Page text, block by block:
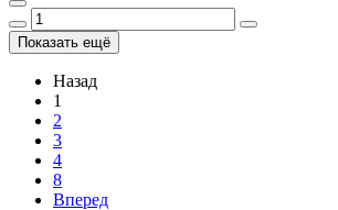
Показать ещё
Назад
1
2
3
4
8
Вперед